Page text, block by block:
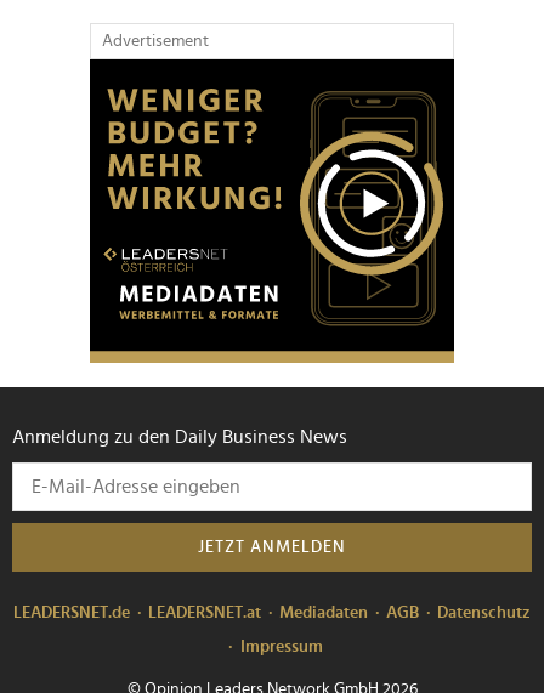
Advertisement
Anmeldung zu den Daily Business News
JETZT ANMELDEN
LEADERSNET.de LEADERSNET.at Mediadaten AGB
Datenschutz
Impressum